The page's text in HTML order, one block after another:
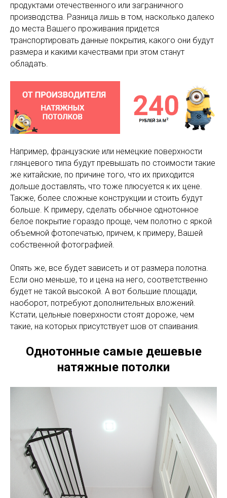
продуктами отечественного или заграничного
производства. Разница лишь в том, насколько далеко
до места Вашего проживания придется
транспортировать данные покрытия, какого они будут
размера и какими качествами при этом станут
обладать.
Например, французские или немецкие поверхности
глянцевого типа будут превышать по стоимости такие
же китайские, по причине того, что их приходится
дольше доставлять, что тоже плюсуется к их цене.
Также, более сложные конструкции и стоить будут
больше. К примеру, сделать обычное однотонное
белое покрытие гораздо проще, чем полотно с яркой
объемной фотопечатью, причем, к примеру, Вашей
собственной фотографией.
Опять же, все будет зависеть и от размера полотна.
Если оно меньше, то и цена на него, соответственно
будет не такой высокой. А вот большие площади,
наоборот, потребуют дополнительных вложений.
Кстати, цельные поверхности стоят дороже, чем
такие, на которых присутствует шов от спаивания.
Однотонные самые дешевые
натяжные потолки